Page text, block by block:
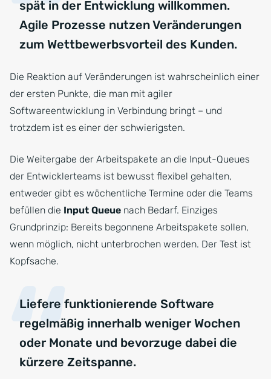
spät in der Entwicklung willkommen.
Agile Prozesse nutzen Veränderungen
zum Wettbewerbsvorteil des Kunden.
Die Reaktion auf Veränderungen ist wahrscheinlich einer
der ersten Punkte, die man mit agiler
Softwareentwicklung in Verbindung bringt – und
trotzdem ist es einer der schwierigsten.
Die Weitergabe der Arbeitspakete an die Input-Queues
der Entwicklerteams ist bewusst flexibel gehalten,
entweder gibt es wöchentliche Termine oder die Teams
befüllen die Input Queue nach Bedarf. Einziges
Grundprinzip: Bereits begonnene Arbeitspakete sollen,
wenn möglich, nicht unterbrochen werden. Der Test ist
Kopfsache.
Liefere funktionierende Software
regelmäßig innerhalb weniger Wochen
oder Monate und bevorzuge dabei die
kürzere Zeitspanne.